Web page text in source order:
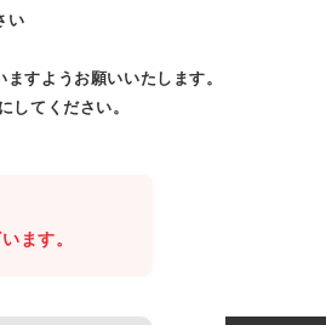
い
すようお願いいたします。
してください。
ます。